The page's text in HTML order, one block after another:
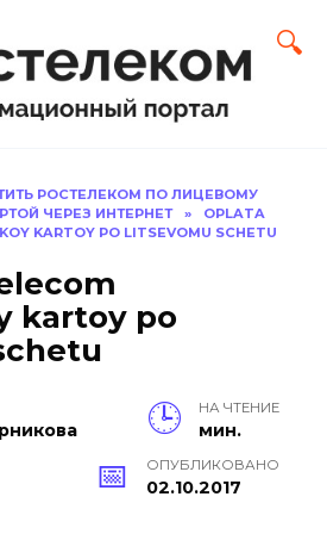
РОСТЕЛЕКОМ ПО ЛИЦЕВОМУ
ЧЕРЕЗ ИНТЕРНЕТ
»
OPLATA
KARTOY PO LITSEVOMU SCHETU
kartoy po
НА ЧТЕНИЕ
мин.
ОПУБЛИКОВАНО
02.10.2017